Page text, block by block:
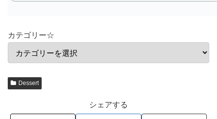
カテゴリー☆
Dessert
シェアする